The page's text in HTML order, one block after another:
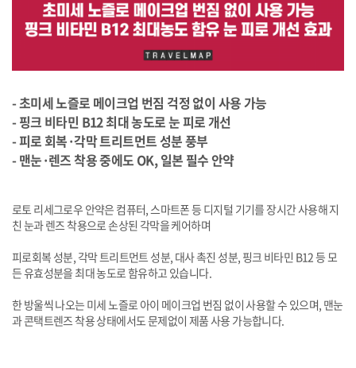
- 초미세 노즐로 메이크업 번짐 걱정 없이 사용 가능
- 핑크 비타민 B12 최대 농도로 눈 피로 개선
- 피로 회복·각막 트리트먼트 성분 풍부
- 맨눈·렌즈 착용 중에도 OK, 일본 필수 안약
로토 리세그로우 안약은 컴퓨터, 스마트폰 등 디지털 기기를 장시간 사용해 지
친 눈과 렌즈 착용으로 손상된 각막을 케어하며
피로회복 성분, 각막 트리트먼트 성분, 대사 촉진 성분, 핑크 비타민 B12 등 모
든 유효성분을 최대 농도로 함유하고 있습니다.
한 방울씩 나오는 미세 노즐로 아이 메이크업 번짐 없이 사용할 수 있으며, 맨눈
과 콘택트렌즈 착용 상태에서도 문제없이 제품 사용 가능합니다.